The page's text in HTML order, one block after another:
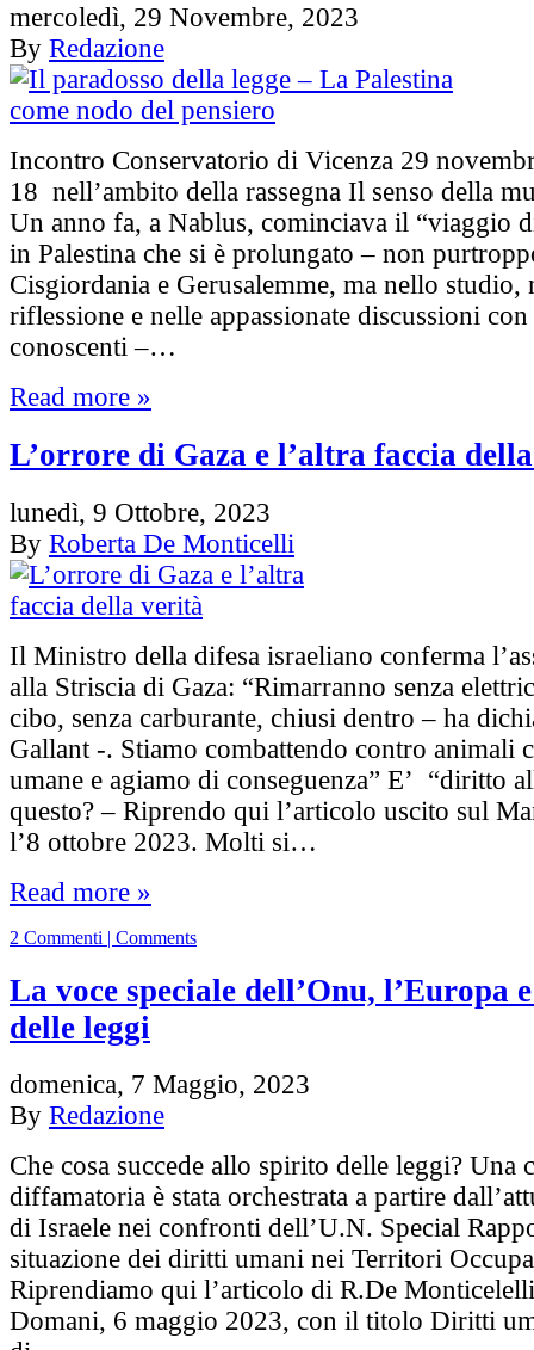
mercoledì, 29 Novembre, 2023
By Redazione
Incontro Conservatorio di Vicenza 29
18 nell’ambito della rassegna Il senso della
Un anno fa, a Nablus, cominciava il “viaggio
in Palestina che si è prolungato – non
Cisgiordania e Gerusalemme, ma nello studio,
riflessione e nelle appassionate discussioni
conoscenti –…
Read more »
L’orrore di Gaza e l’altra faccia
lunedì, 9 Ottobre, 2023
By Roberta De Monticelli
Il Ministro della difesa israeliano conferma
alla Striscia di Gaza: “Rimarranno senza
cibo, senza carburante, chiusi dentro – ha
Gallant -. Stiamo combattendo contro animali
umane e agiamo di conseguenza” E’ “diritto
questo? – Riprendo qui l’articolo uscito sul
l’8 ottobre 2023. Molti si…
Read more »
2 Commenti | Comments
La voce speciale dell’Onu, l’Europa
delle leggi
domenica, 7 Maggio, 2023
By Redazione
Che cosa succede allo spirito delle leggi? Una
diffamatoria è stata orchestrata a partire
di Israele nei confronti dell’U.N. Special
situazione dei diritti umani nei Territori
Riprendiamo qui l’articolo di R.De
Domani, 6 maggio 2023, con il titolo Diritti